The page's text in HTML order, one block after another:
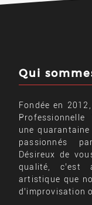
Qui
Fondée en
Professionnelle
une quarantaine
passionnés
Désireux de
qualité, c’est
artistique que
d’improvisation